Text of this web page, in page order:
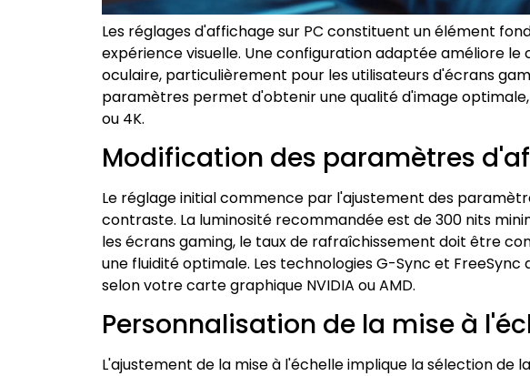
Les réglages d'affichage sur PC constituent un élément
expérience visuelle. Une configuration adaptée améliore
oculaire, particulièrement pour les utilisateurs d'écrans
paramètres permet d'obtenir une qualité d'image optimale,
ou 4K.
Modification des paramètres
Le réglage initial commence par l'ajustement des
contraste. La luminosité recommandée est de 300 nits
les écrans gaming, le taux de rafraîchissement doit être
une fluidité optimale. Les technologies G-Sync et
selon votre carte graphique NVIDIA ou AMD.
Personnalisation de la mise à
L'ajustement de la mise à l'échelle implique la sélection de